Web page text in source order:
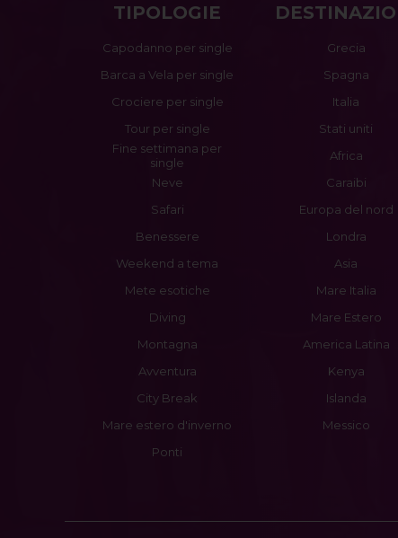
TIPOLOGIE
Capodanno per single
Barca a Vela per single
Crociere per single
Tour per single
Fine settimana per
single
Neve
Safari
Benessere
Weekend a tema
Mete esotiche
Diving
Montagna
Avventura
City Break
Mare estero d'inverno
Ponti
Grecia
Spagna
Italia
Stati uniti
Africa
Caraibi
Europa del nord
Londra
Asia
Mare Italia
Mare Estero
America Latina
Kenya
Islanda
Messico